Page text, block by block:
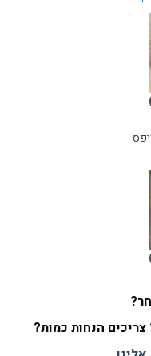
הנחות כמות?